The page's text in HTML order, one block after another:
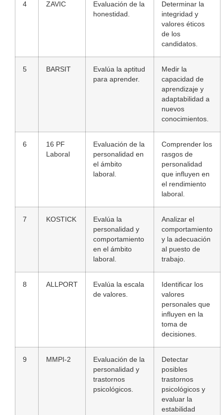
4 ZAVIC
Evaluación de la
honestidad.
Determinar la
integridad y
valores éticos
de los
candidatos.
5 BARSIT
Evalúa la aptitud
para aprender.
Medir la
capacidad de
aprendizaje y
adaptabilidad a
nuevos
conocimientos.
6
16 PF
Laboral
Evaluación de la
personalidad en
el ámbito
laboral.
Comprender los
rasgos de
personalidad
que influyen en
el rendimiento
laboral.
7 KOSTICK
Evalúa la
personalidad y
comportamiento
en el ámbito
laboral.
Analizar el
comportamiento
y la adecuación
al puesto de
trabajo.
8 ALLPORT
Evalúa la escala
de valores.
Identificar los
valores
personales que
influyen en la
toma de
decisiones.
9 MMPI-2
Evaluación de la
personalidad y
trastornos
psicológicos.
Detectar
posibles
trastornos
psicológicos y
evaluar la
estabilidad